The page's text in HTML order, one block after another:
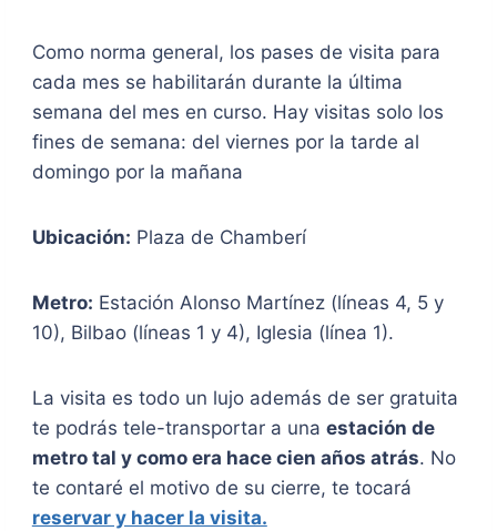
Como norma general, los pases de visita para
cada mes se habilitarán durante la última
semana del mes en curso. Hay visitas solo los
fines de semana: del viernes por la tarde al
domingo por la mañana
Ubicación: Plaza de Chamberí
Metro: Estación Alonso Martínez (líneas 4, 5 y
10), Bilbao (líneas 1 y 4), Iglesia (línea 1).
La visita es todo un lujo además de ser gratuita
te podrás tele-transportar a una estación de
metro tal y como era hace cien años atrás. No
te contaré el motivo de su cierre, te tocará
reservar y hacer la visita.